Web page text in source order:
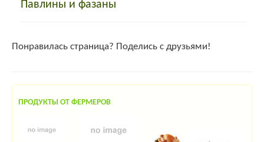
Павлины и фазаны
Понравилась страница? Поделись с друзьями!
ПРОДУКТЫ ОТ ФЕРМЕРОВ